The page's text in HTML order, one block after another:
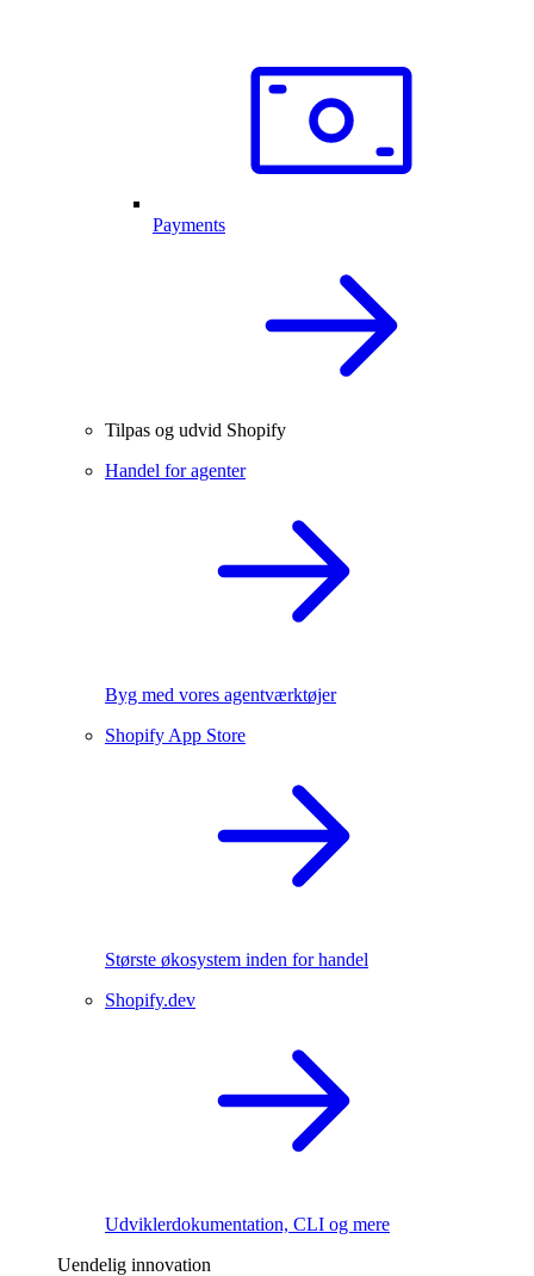
Payments
Tilpas og udvid Shopify
Handel for agenter
Byg med vores agentværktøjer
Shopify App Store
Største økosystem inden for handel
Shopify.dev
Udviklerdokumentation, CLI og mere
Uendelig innovation